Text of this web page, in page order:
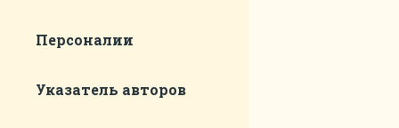
Персоналии
Указатель авторов